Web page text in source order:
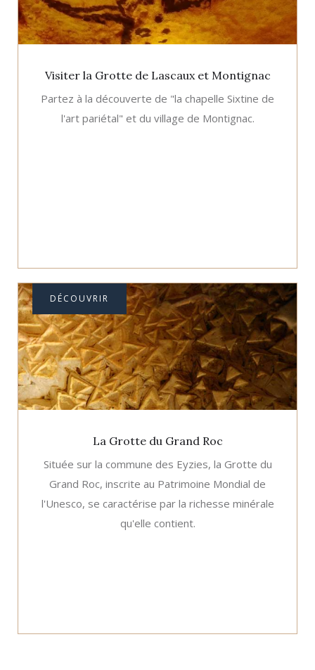
Visiter la Grotte de Lascaux et Montignac
Partez à la découverte de "la chapelle Sixtine de
l'art pariétal" et du village de Montignac.
La Grotte du Grand Roc
Située sur la commune des Eyzies, la Grotte du
Grand Roc, inscrite au Patrimoine Mondial de
l'Unesco, se caractérise par la richesse minérale
qu'elle contient.
DÉCOUVRIR